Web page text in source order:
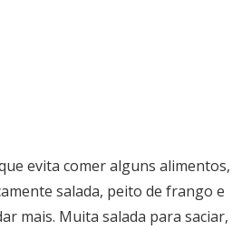
evita comer alguns alimentos,
salada, peito de frango e
mais. Muita salada para saciar,